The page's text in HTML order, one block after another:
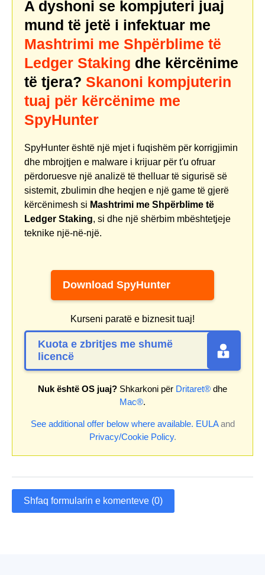
A dyshoni se kompjuteri juaj
mund të jetë i infektuar me
Mashtrimi me Shpërblime të
Ledger Staking dhe kërcënime
të tjera? Skanoni kompjuterin
tuaj për kërcënime me
SpyHunter
SpyHunter është një mjet i fuqishëm për korrigjimin
dhe mbrojtjen e malware i krijuar për t'u ofruar
përdoruesve një analizë të thelluar të sigurisë së
sistemit, zbulimin dhe heqjen e një game të gjerë
kërcënimesh si Mashtrimi me Shpërblime të
Ledger Staking, si dhe një shërbim mbështetjeje
teknike një-në-një.
Download SpyHunter
Kurseni paratë e biznesit tuaj!
Kuota e zbritjes me shumë
licencë
Nuk është OS juaj? Shkarkoni për Dritaret® dhe
Mac®.
See additional offer below where available. EULAand
Privacy/Cookie Policy.
Shfaq formularin e komenteve (0)